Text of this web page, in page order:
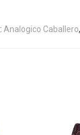
Analogico Caballero,